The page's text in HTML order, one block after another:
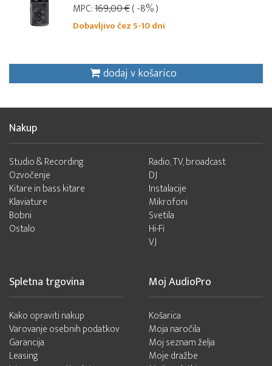
MPC:169,00 €( -8% )
Dobavljivo čez 5-10 dni
dodaj v košarico
Nakup
Studio & Recording
Ozvočenje
Kitare in bass kitare
Klaviature
Bobni
Ostalo
Radio, TV, broadcast
DJ
Instalacije
Mikrofoni
Svetila
Hi-Fi
VJ
Spletna trgovina
Kako opraviti nakup
Varovanje osebnih podatkov
Garancija
Leasing
Moj AudioPro
Košarica
Moja naročila
Moj seznam želja
Moje dražbe